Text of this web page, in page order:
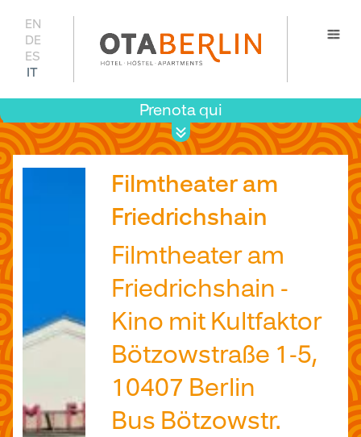
EN
DE
ES
IT
Prenota qui
Filmtheater am
Friedrichshain
Filmtheater am
Friedrichshain -
Kino mit Kultfaktor
Bötzowstraße 1-5,
10407 Berlin
Bus Bötzowstr.